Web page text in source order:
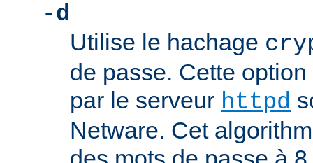
-d
Utilise le hachage
de passe. Cette
par le serveur httpd
Netware. Cet